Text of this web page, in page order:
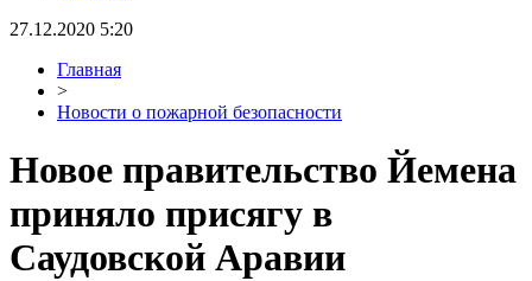
27.12.2020 5:20
Главная
>
Новости о пожарной безопасности
Новое правительство Йемена
приняло присягу в
Саудовской Аравии